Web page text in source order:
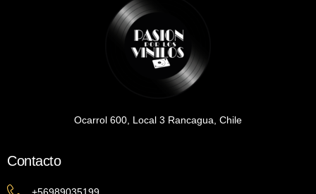
Ocarrol 600, Local 3 Rancagua, Chile
Contacto
+56989035199